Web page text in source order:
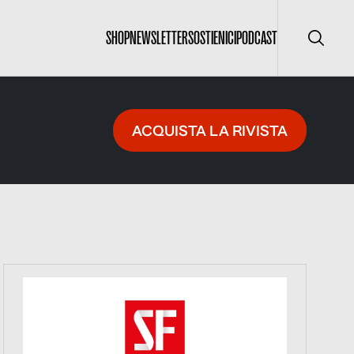
SHOPNEWSLETTERSOSTIENICIPODCAST Cerca
ACQUISTA LA RIVISTA